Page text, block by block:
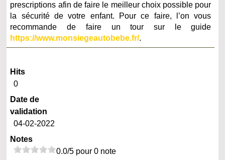
prescriptions afin de faire le meilleur choix possible pour
la sécurité de votre enfant. Pour ce faire, l’on vous
recommande de faire un tour sur le guide
https://www.monsiegeautobebe.fr/.
Hits
0
Date de
validation
04-02-2022
Notes
0.0/5 pour 0 note